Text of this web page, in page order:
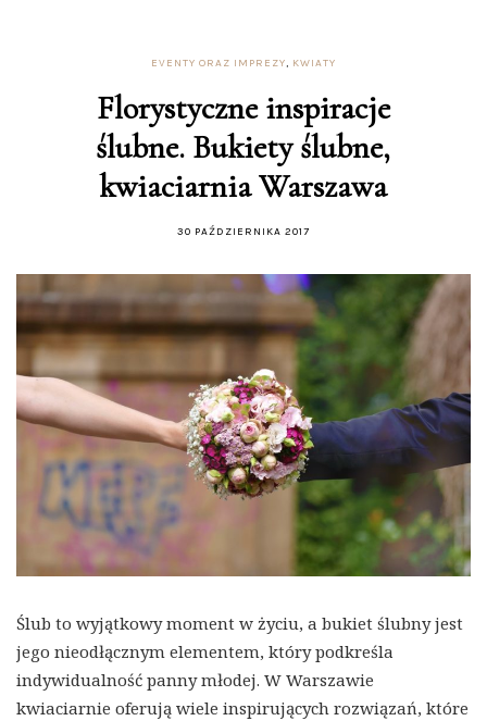
EVENTY ORAZ IMPREZY, KWIATY
Florystyczne inspiracje
ślubne. Bukiety ślubne,
kwiaciarnia Warszawa
30 PAŹDZIERNIKA 2017
Ślub to wyjątkowy moment w życiu, a bukiet ślubny jest
jego nieodłącznym elementem, który podkreśla
indywidualność panny młodej. W Warszawie
kwiaciarnie oferują wiele inspirujących rozwiązań, które